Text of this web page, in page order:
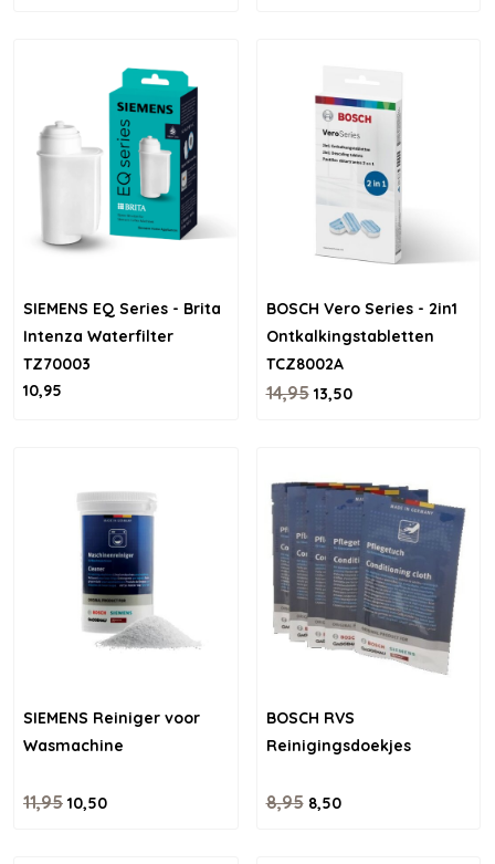
SIEMENS EQ Series - Brita
Intenza Waterfilter
TZ70003
10,95
BOSCH Vero Series - 2in1
Ontkalkingstabletten
TCZ8002A
14,9513,50
SIEMENS Reiniger voor
Wasmachine
11,95 10,50
BOSCH RVS
Reinigingsdoekjes
8,958,50